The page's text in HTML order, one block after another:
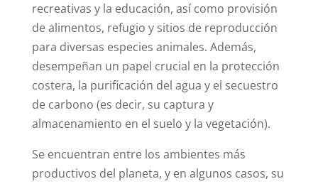
recreativas y la educación, así como provisión
de alimentos, refugio y sitios de reproducción
para diversas especies animales. Además,
desempeñan un papel crucial en la protección
costera, la purificación del agua y el secuestro
de carbono (es decir, su captura y
almacenamiento en el suelo y la vegetación).
Se encuentran entre los ambientes más
productivos del planeta, y en algunos casos, su